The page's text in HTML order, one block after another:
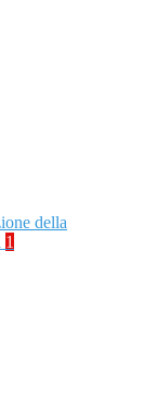
della
1